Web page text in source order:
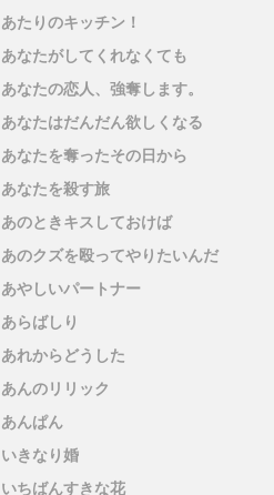
あたりのキッチン！
あなたがしてくれなくても
あなたの恋人、強奪します。
あなたはだんだん欲しくなる
あなたを奪ったその日から
あなたを殺す旅
あのときキスしておけば
あのクズを殴ってやりたいんだ
あやしいパートナー
あらばしり
あれからどうした
あんのリリック
あんぱん
いきなり婚
いちばんすきな花